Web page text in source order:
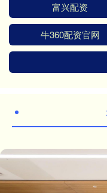
富兴配资
牛360配资官网